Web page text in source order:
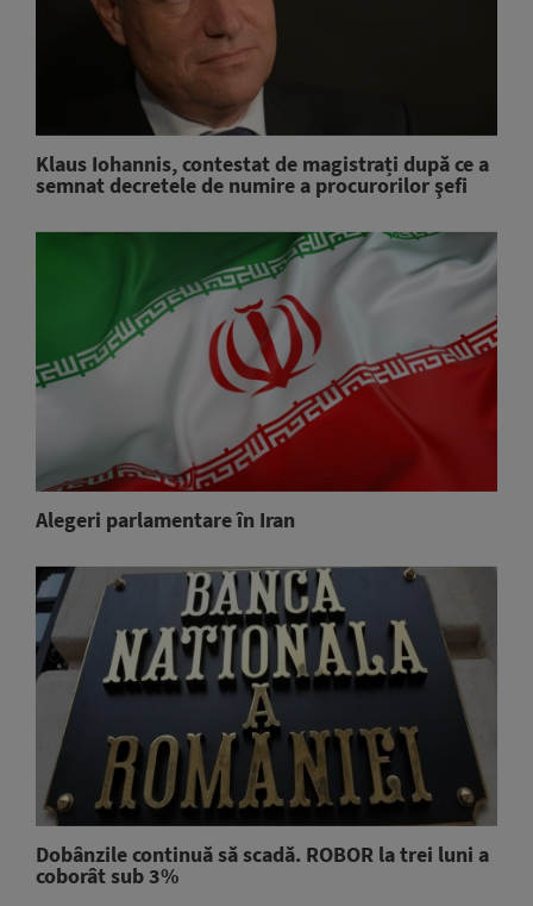
Klaus Iohannis, contestat de magistrați după ce a
semnat decretele de numire a procurorilor şefi
Alegeri parlamentare în Iran
Dobânzile continuă să scadă. ROBOR la trei luni a
coborât sub 3%